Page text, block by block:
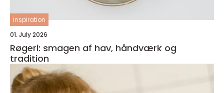
inspiration
01. July 2026
Røgeri: smagen af hav, håndværk og
tradition